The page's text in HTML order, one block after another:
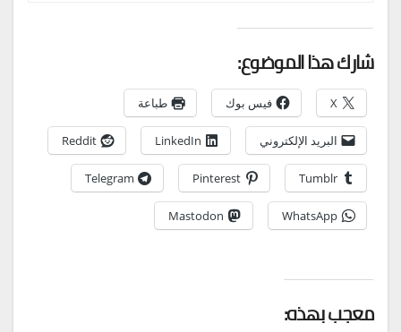
شارك هذا الموضوع:
X فيس بوك طباعة
البريد الإلكتروني LinkedIn
Reddit
Tumblr
Pinterest
Telegram
WhatsApp
Mastodon
معجب بهذه: